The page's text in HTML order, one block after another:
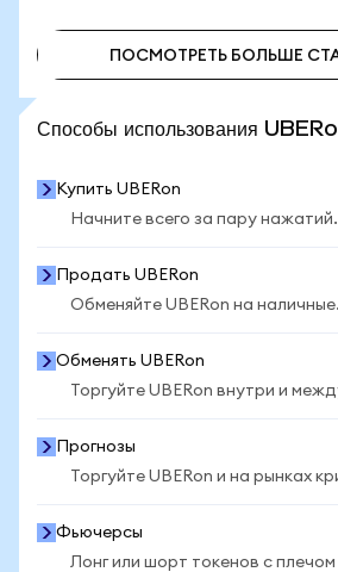
ПОСМОТРЕТЬ БОЛЬШЕ
Способы использования
Купить UBERon
Начните всего за пару нажатий.
Продать UBERon
Обменяйте UBERon на наличные.
Обменять UBERon
Торгуйте UBERon внутри и
Прогнозы
Торгуйте UBERon и на рынках
Фьючерсы
Лонг или шорт токенов с